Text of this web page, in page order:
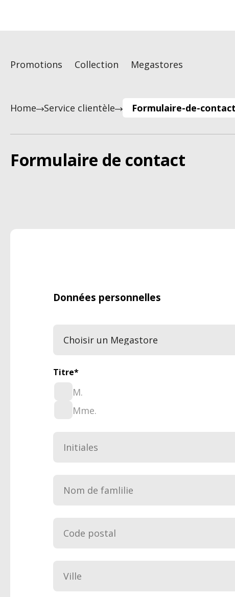
Promotions Collection Megastores
Home Service clientèle Formulaire-de-contact
Formulaire de contact
Données personnelles
Titre*
M.
Mme.